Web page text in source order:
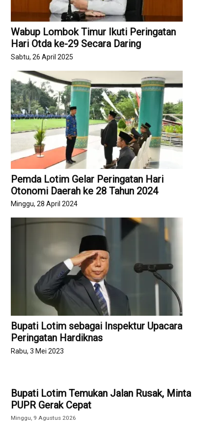
Wabup Lombok Timur Ikuti Peringatan
Hari Otda ke-29 Secara Daring
Sabtu, 26 April 2025
Pemda Lotim Gelar Peringatan Hari
Otonomi Daerah ke 28 Tahun 2024
Minggu, 28 April 2024
Bupati Lotim sebagai Inspektur Upacara
Peringatan Hardiknas
Rabu, 3 Mei 2023
Bupati Lotim Temukan Jalan Rusak, Minta
PUPR Gerak Cepat
Minggu, 9 Agustus 2026